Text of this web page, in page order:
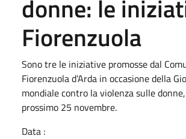
donne: le
Fiorenzuola
Sono tre le iniziative promosse dal
Fiorenzuola d’Arda in occasione della
mondiale contro la violenza sulle
prossimo 25 novembre.
Data :